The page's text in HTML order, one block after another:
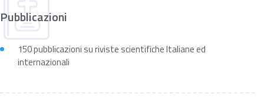
Pubblicazioni
150 pubblicazioni su riviste scientifiche Italiane ed
internazionali